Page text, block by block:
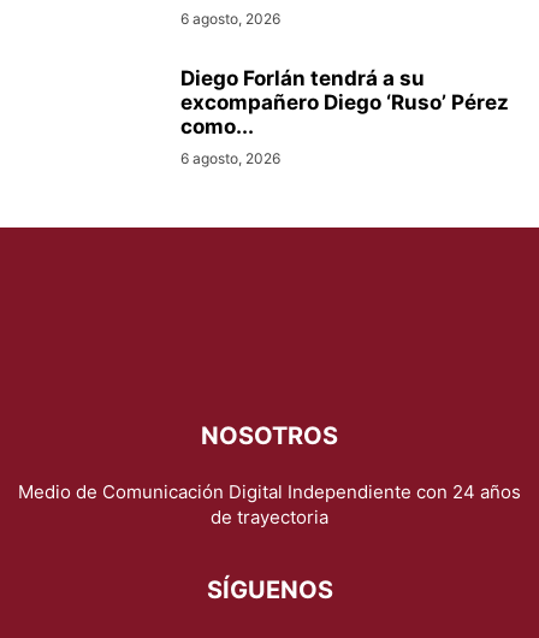
6 agosto, 2026
Diego Forlán tendrá a su
excompañero Diego ‘Ruso’ Pérez
como...
6 agosto, 2026
NOSOTROS
Medio de Comunicación Digital Independiente con 24 años
de trayectoria
SÍGUENOS